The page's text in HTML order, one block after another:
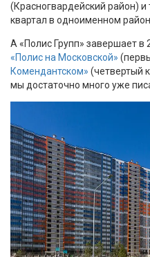
(Красногвардейский район)
квартал в одноименном
А «Полис Групп» завершает в
«Полис на Московской»
Комендантском» (четвертый
мы достаточно много уже